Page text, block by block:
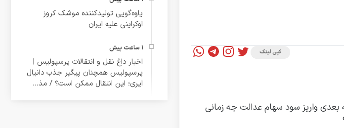
کپی لینک
بعدی واریز سود سهام عدالت چه زمانی
یاوه‌گویی تولیدکننده موشک کروز
اوکراینی علیه ایران
اخبار داغ نقل و انتقالات پرسپولیس |
پرسپولیس همچنان پیگیر جذب دانیال
ایری؛ این انتقال ممکن است؟ / مذ...